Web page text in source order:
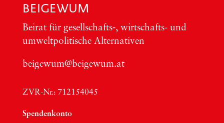
BEIGEWUM
Bei­rat für gesellschafts‑, wirt­schafts- und
umwelt­po­li­ti­sche Alter­na­ti­ven
beigewum@beigewum.at
ZVR-Nr.: 712154045
Spen­den­kon­to